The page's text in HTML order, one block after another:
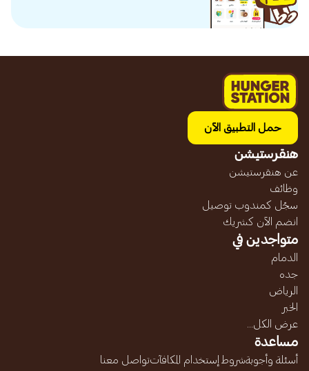
حمل التطبيق الآن
هنقرستيشن
عن هنقرستيشن
وظائف
سجّل كمندوب توصيل
انضم الآن كشريك
متواجدين في
الدمام
جده
الرياض
الخبر
عرض الكل...
مساعدة
أسئلة وأجوبةشروط إستخدام المكافآتتواصل معنا